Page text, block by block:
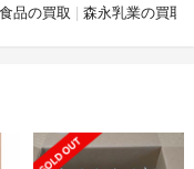
品の買取 森永乳業の買取